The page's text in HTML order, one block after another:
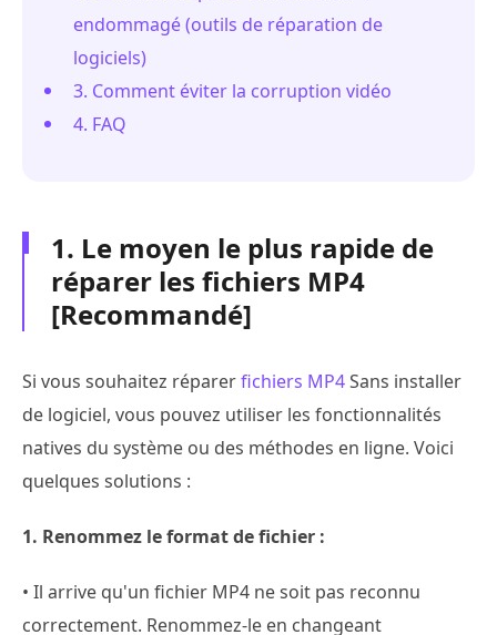
endommagé (outils de réparation de
logiciels)
3. Comment éviter la corruption vidéo
4. FAQ
1. Le moyen le plus rapide de
réparer les fichiers MP4
[Recommandé]
Si vous souhaitez réparerfichiers MP4Sans installer
de logiciel, vous pouvez utiliser les fonctionnalités
natives du système ou des méthodes en ligne. Voici
quelques solutions :
1. Renommez le format de fichier :
• Il arrive qu'un fichier MP4 ne soit pas reconnu
correctement. Renommez-le en changeant